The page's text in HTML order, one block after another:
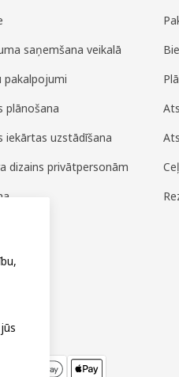
saņemšana veikalā
pakalpojumi
plānošana
iekārtas uzstādīšana
dizains privātpersonām